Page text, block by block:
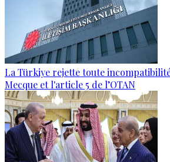
La Türkiye rejette toute
Mecque et l'article 5 de l’OTAN